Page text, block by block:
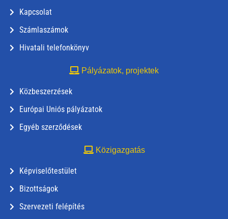
Kapcsolat
Számlaszámok
Hivatali telefonkönyv
Pályázatok, projektek
Közbeszerzések
Európai Uniós pályázatok
Egyéb szerződések
Közigazgatás
Képviselőtestület
Bizottságok
Szervezeti felépítés